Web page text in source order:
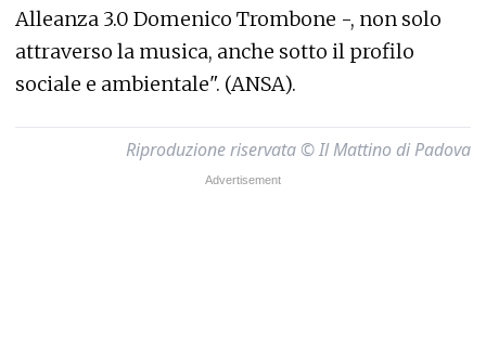
Alleanza 3.0 Domenico Trombone -, non solo
attraverso la musica, anche sotto il profilo
sociale e ambientale". (ANSA).
Riproduzione riservata © Il Mattino di Padova